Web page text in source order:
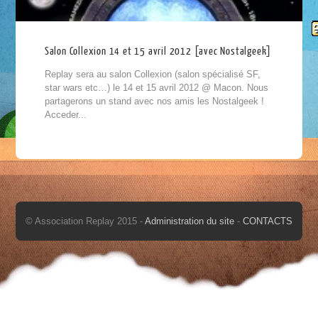
Salon Collexion 14 et 15 avril 2012 [avec Nostalgeek]
Replay sera au salon Collexion (salon spécialisé SF,
star wars etc…) le 14 et 15 avril 2012 @ Macon. Nous
partagerons un stand avec nos amis les Nostalgeek !
Acceder...
© Association Replay 2015 - Administration du site - CONTACTS